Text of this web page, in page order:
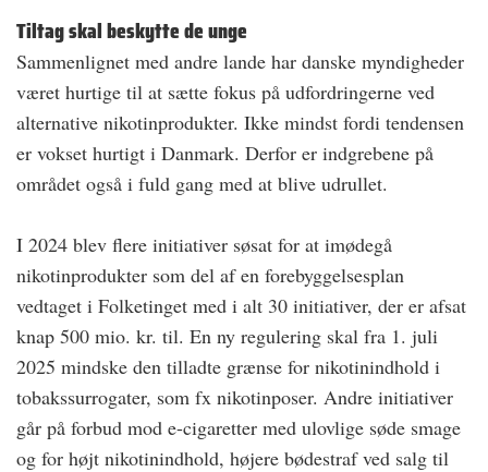
Tiltag skal beskytte de unge
Sammenlignet med andre lande har danske myndigheder
været hurtige til at sætte fokus på udfordringerne ved
alternative nikotinprodukter. Ikke mindst fordi tendensen
er vokset hurtigt i Danmark. Derfor er indgrebene på
området også i fuld gang med at blive udrullet.
I 2024 blev flere initiativer søsat for at imødegå
nikotinprodukter som del af en forebyggelsesplan
vedtaget i Folketinget med i alt 30 initiativer, der er afsat
knap 500 mio. kr. til. En ny regulering skal fra 1. juli
2025 mindske den tilladte grænse for nikotinindhold i
tobakssurrogater, som fx nikotinposer. Andre initiativer
går på forbud mod e-cigaretter med ulovlige søde smage
og for højt nikotinindhold, højere bødestraf ved salg til